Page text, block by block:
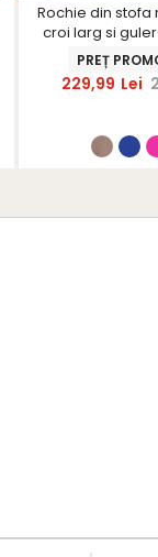
Rochie din stofa
croi larg si
PREȚ
229,99 Lei